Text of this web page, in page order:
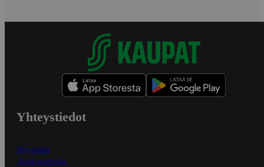
Yhteystiedot
Myymälät
Asiakaspalvelu